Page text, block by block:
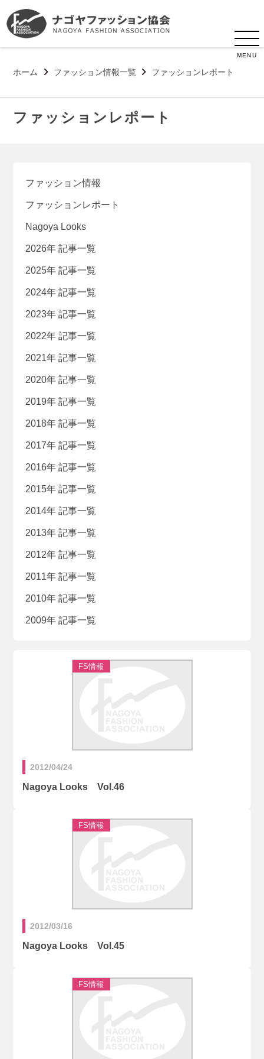
MENU
ホーム ファッション情報一覧 ファッションレポート
ファッションレポート
2012/04/24
Nagoya Looks Vol.46
2012/03/16
Nagoya Looks Vol.45
ファッション情報
ファッションレポート
Nagoya Looks
2026年 記事一覧
2025年 記事一覧
2024年 記事一覧
2023年 記事一覧
2022年 記事一覧
2021年 記事一覧
2020年 記事一覧
2019年 記事一覧
2018年 記事一覧
2017年 記事一覧
2016年 記事一覧
2015年 記事一覧
2014年 記事一覧
2013年 記事一覧
2012年 記事一覧
2011年 記事一覧
2010年 記事一覧
2009年 記事一覧